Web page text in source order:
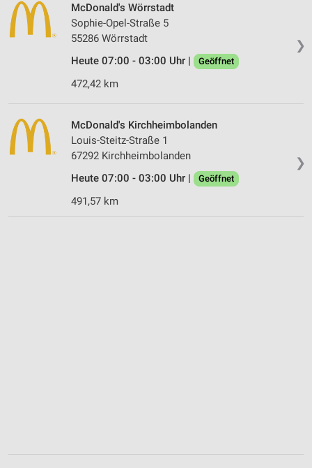
❯
McDonald's Wörrstadt
Sophie-Opel-Straße 5
55286 Wörrstadt
Heute 07:00 - 03:00 Uhr |
Geöffnet
472,42 km
❯
McDonald's Kirchheimbolanden
Louis-Steitz-Straße 1
67292 Kirchheimbolanden
Heute 07:00 - 03:00 Uhr |
Geöffnet
491,57 km